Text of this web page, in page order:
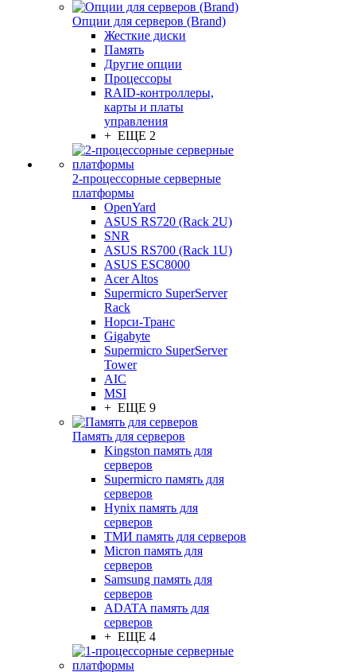
Опции для серверов (Brand)
Жесткие диски
Память
Другие опции
Процессоры
RAID-контроллеры,
карты и платы
управления
+ ЕЩЕ 2
2-процессорные серверные
платформы
OpenYard
ASUS RS720 (Rack 2U)
SNR
ASUS RS700 (Rack 1U)
ASUS ESC8000
Acer Altos
Supermicro SuperServer
Rack
Норси-Транс
Gigabyte
Supermicro SuperServer
Tower
AIC
MSI
+ ЕЩЕ 9
Память для серверов
Kingston память для
серверов
Supermicro память для
серверов
Hynix память для
серверов
ТМИ память для серверов
Micron память для
серверов
Samsung память для
серверов
ADATA память для
серверов
+ ЕЩЕ 4